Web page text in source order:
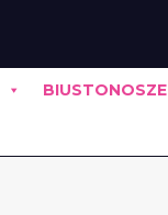
BIUSTONOSZE